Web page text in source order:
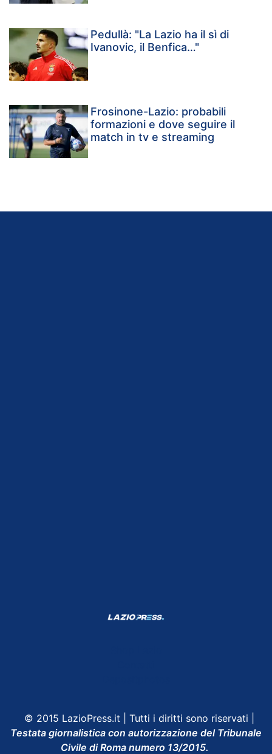
Pedullà: "La Lazio ha il sì di
Ivanovic, il Benfica…"
Frosinone-Lazio: probabili
formazioni e dove seguire il
match in tv e streaming
© 2015 LazioPress.it | Tutti i diritti sono riservati |
Testata giornalistica con autorizzazione del Tribunale
Civile di Roma numero 13/2015.